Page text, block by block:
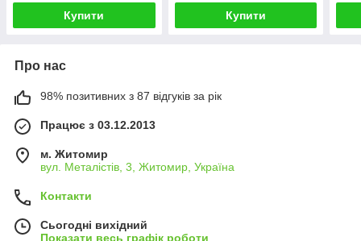
Купити Купити
Про нас
98% позитивних з 87 відгуків за рік
Працює з 03.12.2013
м. Житомир
вул. Металістів, 3, Житомир, Україна
Контакти
Сьогодні вихідний
Показати весь графік роботи